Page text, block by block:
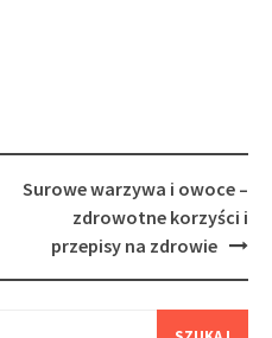
Surowe warzywa i owoce –
zdrowotne korzyści i
przepisy na zdrowie